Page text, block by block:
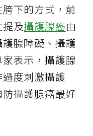
下的方式，前
及攝護腺癌由
腺障礙、攝護
表示，攝護腺
度刺激攝護
攝護腺癌最好